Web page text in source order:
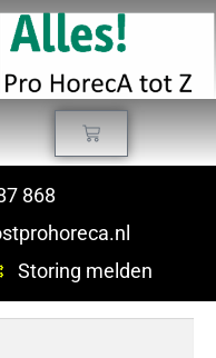
868
Storing melden